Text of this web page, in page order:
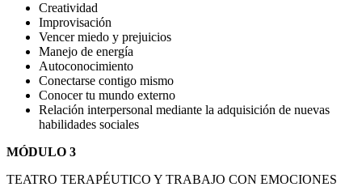
Creatividad
Improvisación
Vencer miedo y prejuicios
Manejo de energía
Autoconocimiento
Conectarse contigo mismo
Conocer tu mundo externo
Relación interpersonal mediante la adquisición de nuevas
habilidades sociales
MÓDULO 3
TEATRO TERAPÉUTICO Y TRABAJO CON EMOCIONES